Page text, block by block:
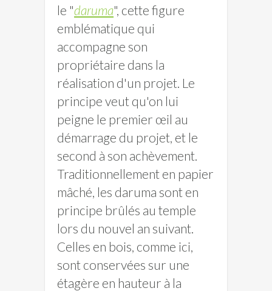
le "daruma", cette figure
emblématique qui
accompagne son
propriétaire dans la
réalisation d'un projet. Le
principe veut qu'on lui
peigne le premier œil au
démarrage du projet, et le
second à son achèvement.
Traditionnellement en papier
mâché, les daruma sont en
principe brûlés au temple
lors du nouvel an suivant.
Celles en bois, comme ici,
sont conservées sur une
étagère en hauteur à la